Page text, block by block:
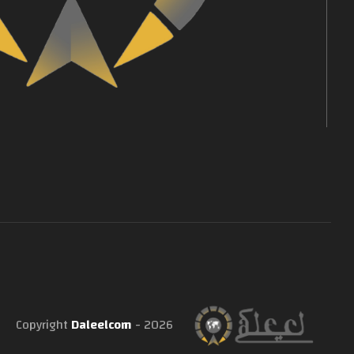
Copyright Daleelcom - 2026